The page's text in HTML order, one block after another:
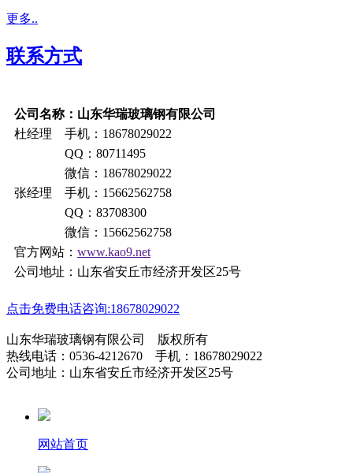
更多..
联系方式
公司名称：山东华瑞玻璃钢有限公司
杜经理 手机：18678029022
QQ：80711495
微信：18678029022
张经理 手机：15662562758
QQ：83708300
微信：15662562758
官方网站： www.kao9.net
公司地址：山东省安丘市经济开发区25号
点击免费电话咨询:18678029022
山东华瑞玻璃钢有限公司 版权所有
热线电话：0536-4212670 手机：18678029022
公司地址：山东省安丘市经济开发区25号
网站首页